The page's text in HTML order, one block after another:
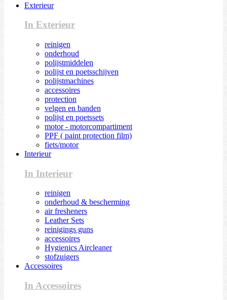
Exterieur
In Exterieur
reinigen
onderhoud
polijstmiddelen
polijst en poetsschijven
polijstmachines
accessoires
protection
velgen en banden
polijst en poetssets
motor - motorcompartiment
PPF ( paint protection film)
fiets/motor
Interieur
In Interieur
reinigen
onderhoud & bescherming
air fresheners
Leather Sets
reinigings guns
accessoires
Hygienics Aircleaner
stofzuigers
Accessoires
In Accessoires